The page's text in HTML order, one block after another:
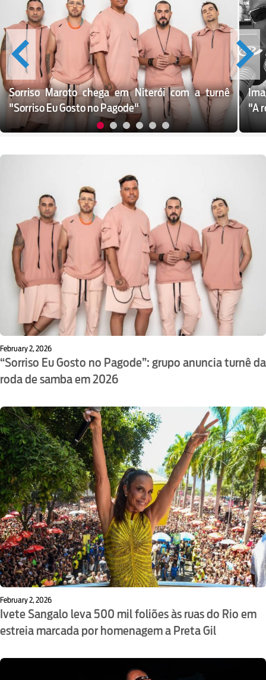
Sorriso Maroto chega em Niterói com a turnê
"Sorriso Eu Gosto no Pagode"
"A
February 2, 2026
“Sorriso Eu Gosto no Pagode”: grupo anuncia turnê da
roda de samba em 2026
February 2, 2026
Ivete Sangalo leva 500 mil foliões às ruas do Rio em
estreia marcada por homenagem a Preta Gil